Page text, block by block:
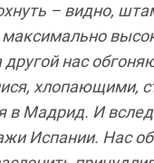
– видно,
нас
хлопающими,
в Мадрид. И
Испании. Нас